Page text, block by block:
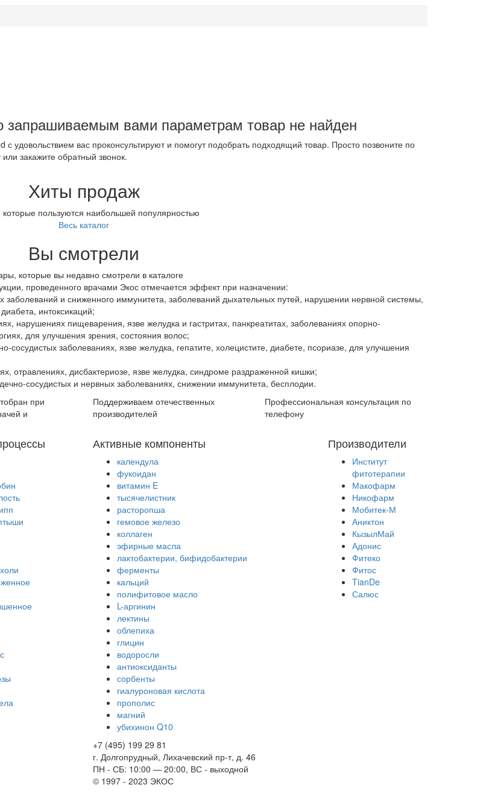
запрашиваемым вами параметрам товар не найден
удовольствием вас проконсультируют и помогут подобрать подходящий товар. Просто позвоните по
закажите обратный звонок.
Хиты продаж
пользуются наибольшей популярностью
Весь каталог
Вы смотрели
которые вы недавно смотрели в каталоге
проведенного врачами Экос отмечается эффект при назначении:
и сниженного иммунитета, заболеваний дыхательных путей, нарушении нервной системы,
интоксикаций;
нарушениях пищеварения, язве желудка и гастритах, панкреатитах, заболеваниях опорно-
для улучшения зрения, состояния волос;
заболеваниях, язве желудка, гепатите, холецистите, диабете, псориазе, для улучшения
отравлениях, дисбактериозе, язве желудка, синдроме раздраженной кишки;
сосудистых и нервных заболеваниях, снижении иммунитета, бесплодии.
при
и
Поддерживаем отечественных
производителей
Профессиональная консультация по
телефону
Активные компоненты
календула
фукоидан
витамин E
тысячелистник
расторопша
гемовое железо
коллаген
эфирные масла
лактобактерии, бифидобактерии
ферменты
кальций
полифитовое масло
L-аргинин
лектины
облепиха
глицин
водоросли
антиоксиданты
сорбенты
гиалуроновая кислота
прополис
магний
убихинон Q10
Производители
Институт
фитотерапии
Макофарм
Никофарм
Мобитек-М
Аниктон
КызылМай
Адонис
Фитеко
Фитос
TianDe
Салюс
+7 (495) 199 29 81
г. Долгопрудный, Лихачевский пр-т, д. 46
ПН - СБ: 10:00 — 20:00, ВС - выходной
© 1997 - 2023 ЭКОС